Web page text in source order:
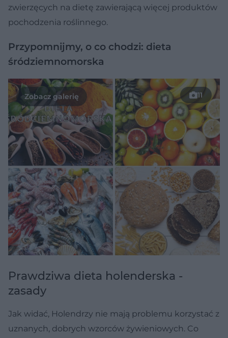
zwierzęcych na dietę zawierającą więcej produktów
pochodzenia roślinnego.
Przypomnijmy, o co chodzi: dieta
śródziemnomorska
11
Prawdziwa dieta holenderska -
zasady
Jak widać, Holendrzy nie mają problemu korzystać z
uznanych, dobrych wzorców żywieniowych. Co